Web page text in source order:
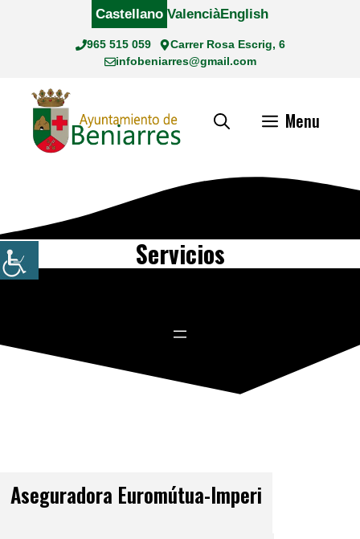
965 515 059
Carrer Rosa Escrig, 6
infobeniarres@gmail.com
Castellano ValenciàEnglish
Menu
Servicios
Aseguradora Euromútua-Imperi